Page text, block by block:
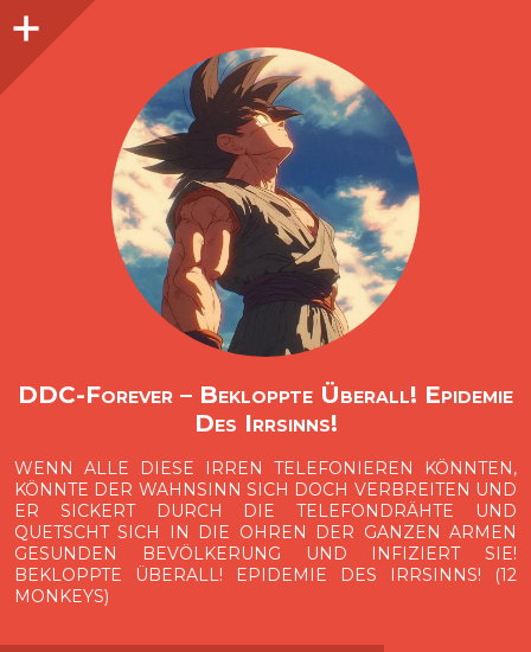
O
p
e
n
i
d
e
b
a
DDC-Forever – Bekloppte Überall! Epidemie
Des Irrsinns!
WENN ALLE DIESE IRREN TELEFONIEREN KÖNNTEN,
KÖNNTE DER WAHNSINN SICH DOCH VERBREITEN UND
ER SICKERT DURCH DIE TELEFONDRÄHTE UND
QUETSCHT SICH IN DIE OHREN DER GANZEN ARMEN
GESUNDEN BEVÖLKERUNG UND INFIZIERT SIE!
BEKLOPPTE ÜBERALL! EPIDEMIE DES IRRSINNS! (12
MONKEYS)
Seitenleiste